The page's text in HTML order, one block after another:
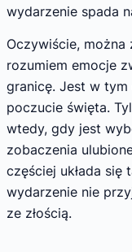
wydarzenie spada
Oczywiście,
rozumiem emocje
granicę. Jest w tym
poczucie święta.
wtedy, gdy jest
zobaczenia
częściej układa
wydarzenie nie
ze złością.